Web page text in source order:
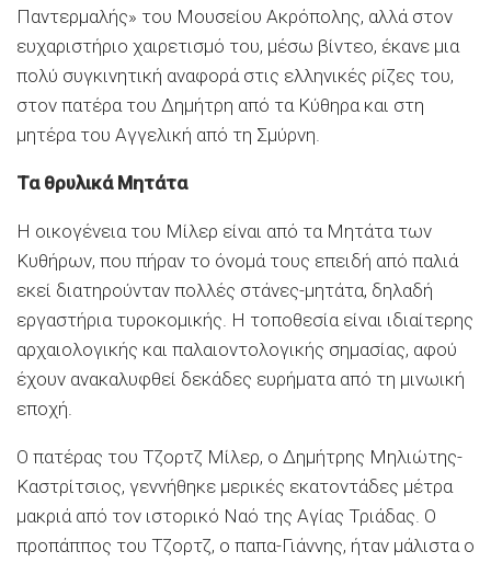
Παντερμαλής» του Μουσείου Ακρόπολης, αλλά στον
ευχαριστήριο χαιρετισμό του, μέσω βίντεο, έκανε μια
πολύ συγκινητική αναφορά στις ελληνικές ρίζες του,
στον πατέρα του Δημήτρη από τα Κύθηρα και στη
μητέρα του Αγγελική από τη Σμύρνη.
Τα θρυλικά Μητάτα
Η οικογένεια του Μίλερ είναι από τα Μητάτα των
Κυθήρων, που πήραν το όνομά τους επειδή από παλιά
εκεί διατηρούνταν πολλές στάνες-μητάτα, δηλαδή
εργαστήρια τυροκομικής. Η τοποθεσία είναι ιδιαίτερης
αρχαιολογικής και παλαιοντολογικής σημασίας, αφού
έχουν ανακαλυφθεί δεκάδες ευρήματα από τη μινωική
εποχή.
Ο πατέρας του Τζορτζ Μίλερ, ο Δημήτρης Μηλιώτης-
Καστρίτσιος, γεννήθηκε μερικές εκατοντάδες μέτρα
μακριά από τον ιστορικό Ναό της Αγίας Τριάδας. Ο
προπάππος του Τζορτζ, ο παπα-Γιάννης, ήταν μάλιστα ο